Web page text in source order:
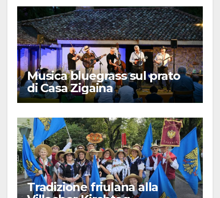
Musica bluegrass sul prato
di Casa Zigaina
Tradizione friulana alla